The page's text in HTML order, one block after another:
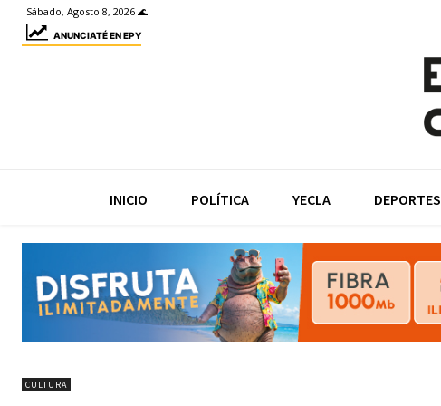
Sábado, Agosto 8, 2026 🌊
ANUNCIATÉ EN EPY
INICIO POLÍTICA YECLA DEPORTES
CULTURA